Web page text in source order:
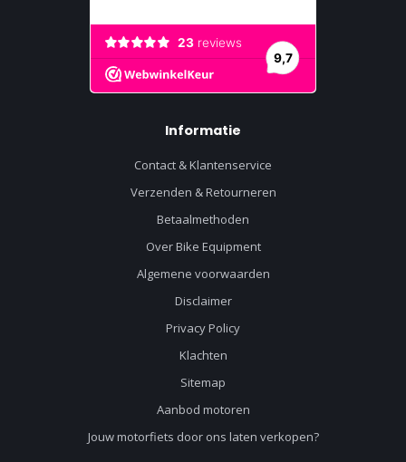
Informatie
Contact & Klantenservice
Verzenden & Retourneren
Betaalmethoden
Over Bike Equipment
Algemene voorwaarden
Disclaimer
Privacy Policy
Klachten
Sitemap
Aanbod motoren
Jouw motorfiets door ons laten verkopen?